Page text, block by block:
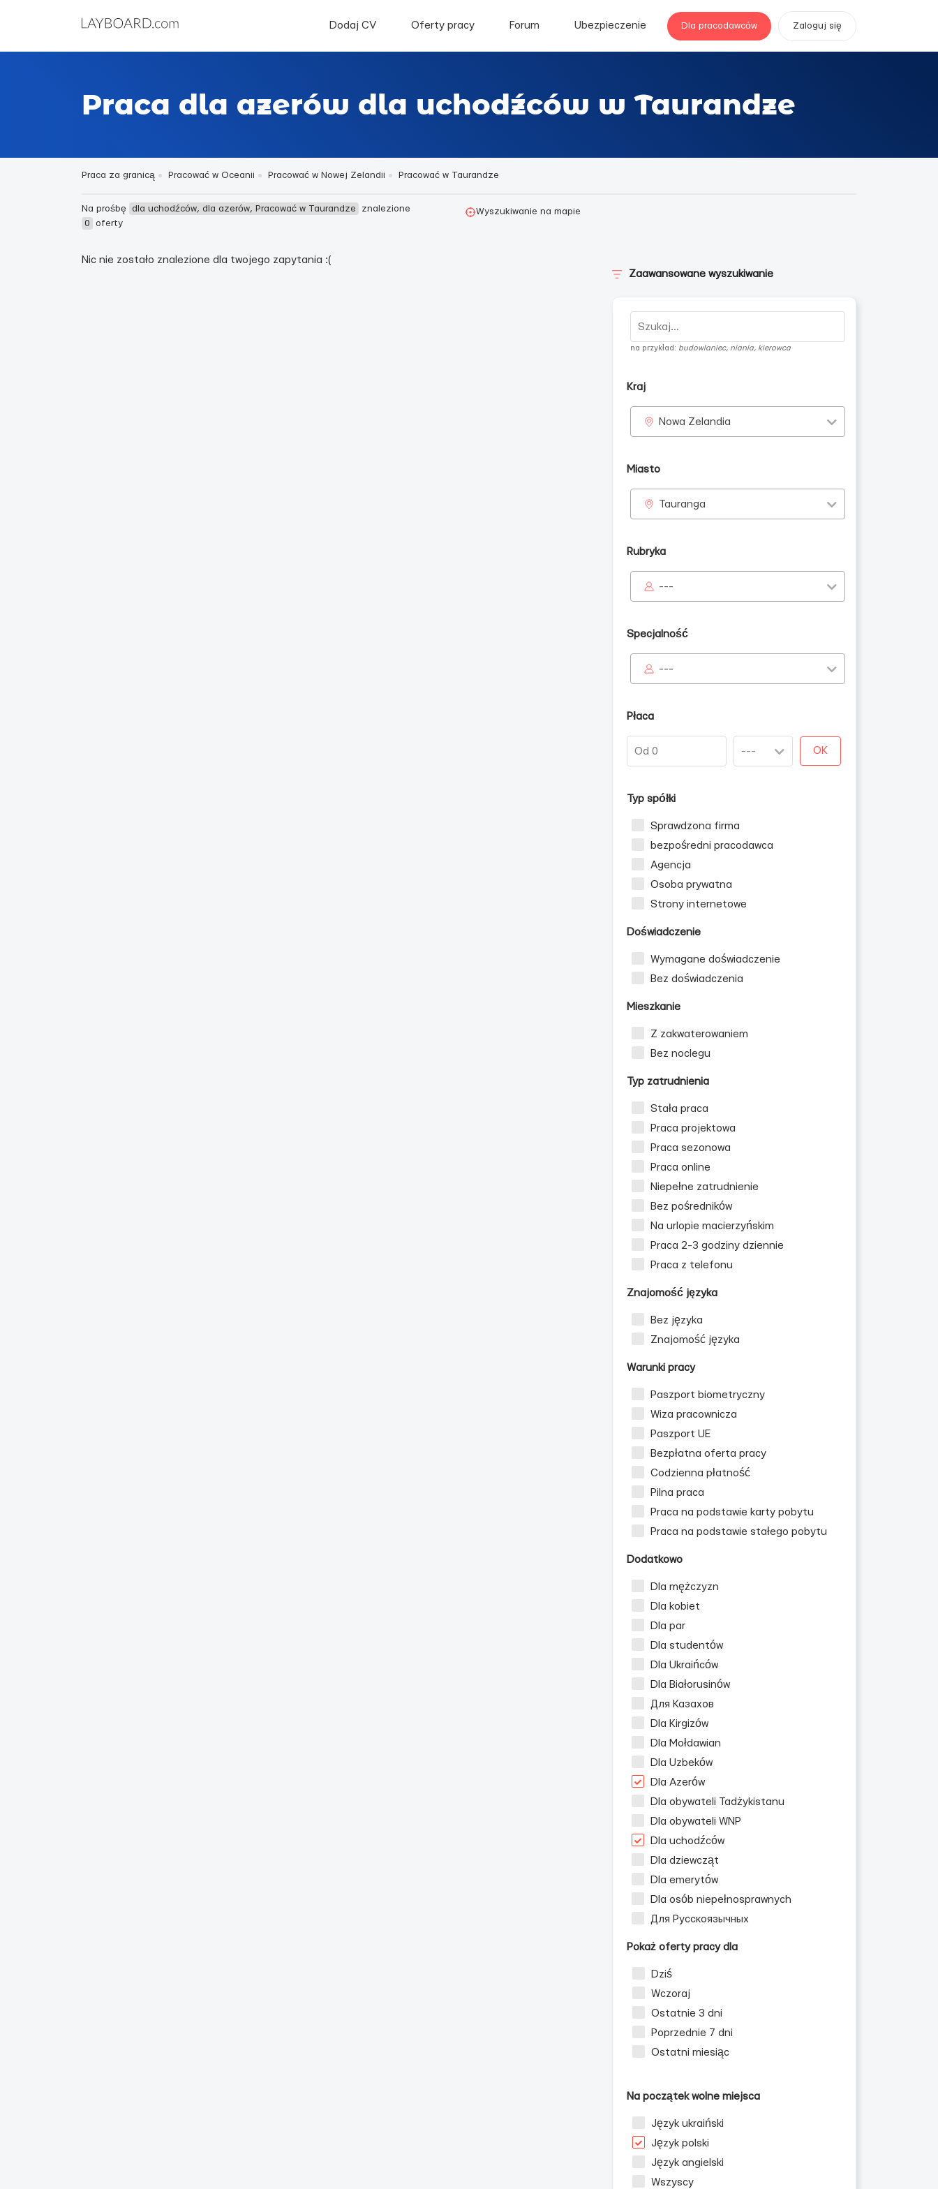
Dodaj CV Oferty pracy Forum Ubezpieczenie Dla pracodawców Zaloguj się
Praca dla azerów dla uchodźców w Taurandze
Praca za granicą Pracować w Oceanii Pracować w Nowej Zelandii Pracować w Taurandze
Na prośbę dla uchodźców, dla azerów, Pracować w Taurandze
znalezione
0
oferty
Wyszukiwanie na mapie
Nic nie zostało znalezione dla twojego zapytania :(
Zaawansowane wyszukiwanie
na przykład: budowlaniec, niania, kierowca
Kraj
Nowa Zelandia
Miasto
Tauranga
Rubryka
---
Specjalność
---
Płaca
OK
Typ spółki
Sprawdzona firma
bezpośredni pracodawca
Agencja
Osoba prywatna
Strony internetowe
Doświadczenie
Wymagane doświadczenie
Bez doświadczenia
Mieszkanie
Z zakwaterowaniem
Bez noclegu
Typ zatrudnienia
Stała praca
Praca projektowa
Praca sezonowa
Praca online
Niepełne zatrudnienie
Bez pośredników
Na urlopie macierzyńskim
Praca 2-3 godziny dziennie
Praca z telefonu
Znajomość języka
Bez języka
Znajomość języka
Warunki pracy
Paszport biometryczny
Wiza pracownicza
Paszport UE
Bezpłatna oferta pracy
Codzienna płatność
Pilna praca
Praca na podstawie karty pobytu
Praca na podstawie stałego pobytu
Dodatkowo
Dla mężczyzn
Dla kobiet
Dla par
Dla studentów
Dla Ukraińców
Dla Białorusinów
Для Казахов
Dla Kirgizów
Dla Mołdawian
Dla Uzbeków
Dla Azerów
Dla obywateli Tadżykistanu
Dla obywateli WNP
Dla uchodźców
Dla dziewcząt
Dla emerytów
Dla osób niepełnosprawnych
Для Русскоязычных
Pokaż oferty pracy dla
Dziś
Wczoraj
Ostatnie 3 dni
Poprzednie 7 dni
Ostatni miesiąc
Na początek wolne miejsca
Język ukraiński
Język polski
Język angielski
Wszyscy